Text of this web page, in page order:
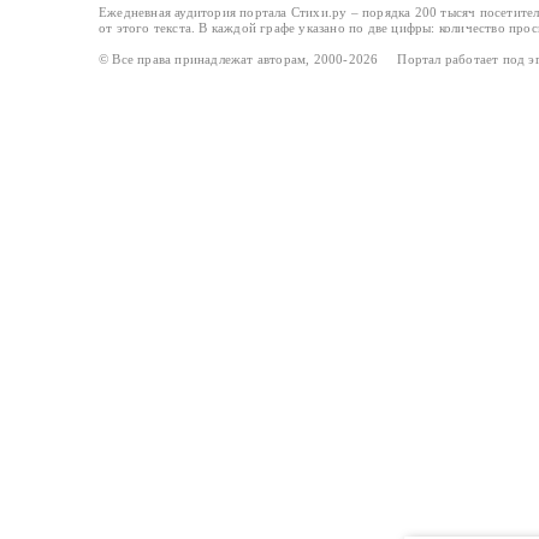
Ежедневная аудитория портала Стихи.ру – порядка 200 тысяч
от этого текста. В каждой графе указано по две цифры: количество
© Все права принадлежат авторам, 2000-2026 Портал работает под